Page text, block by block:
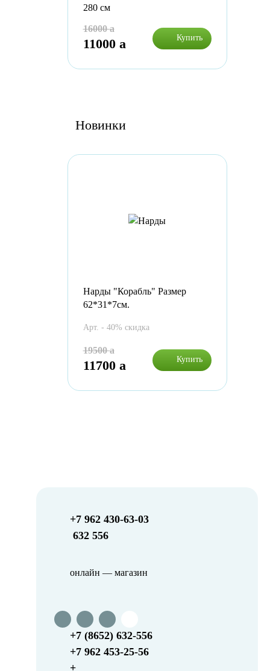
280 см
16000a
11000 a Купить
Новинки
Нарды "Корабль" Размер
62*31*7см.
Арт. - 40% скидка
19500a
11700 a Купить
+7 962 430-63-03
632 556
онлайн — магазин
+7 (8652) 632-556
+7 962 453-25-56
+